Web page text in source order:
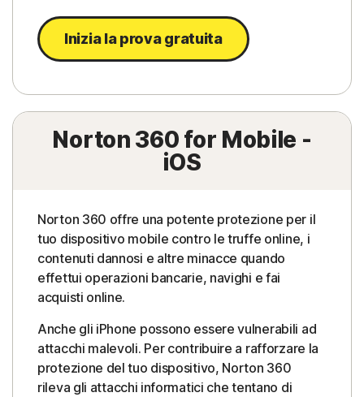
Inizia la prova gratuita
Norton 360 for Mobile -
iOS
Norton 360 offre una potente protezione per il
tuo dispositivo mobile contro le truffe online, i
contenuti dannosi e altre minacce quando
effettui operazioni bancarie, navighi e fai
acquisti online.
Anche gli iPhone possono essere vulnerabili ad
attacchi malevoli. Per contribuire a rafforzare la
protezione del tuo dispositivo, Norton 360
rileva gli attacchi informatici che tentano di